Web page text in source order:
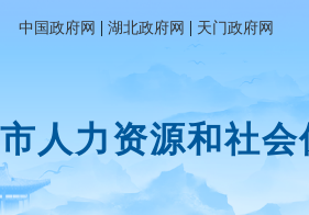
中国政府网 | 湖北政府网 | 天门政府网
人力资源和社